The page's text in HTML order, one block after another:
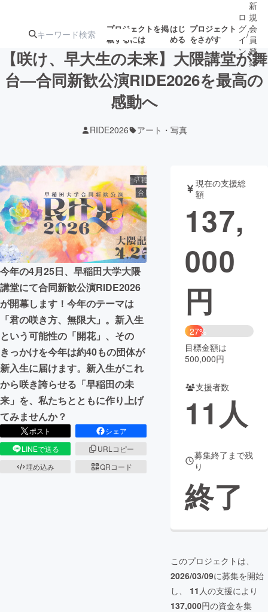
プロジェクトを掲
載するには
はじ
める
プロジェクト
をさがす
注目の新着プロ募集終了が近いプ
テクノロジー・ガジェット
映像・映画 書籍・雑誌
ビジネス・起業 チャレンジ
まちづくり・地域活性化
CAMPFIRE for Social Good
CAMPFIRE Creation
CAMPFIREふるさと納税
machi-ya コミュニティ
ロ
グ
イ
ン
/
新
規
会
員
登
録
【咲け、早大生の未来】大隈講堂が舞
台―合同新歓公演RIDE2026を最高の
感動へ
RIDE2026 アート・写真
今年の4月25日、早稲田大学大隈
講堂にて合同新歓公演RIDE2026
が開幕します！今年のテーマは
「君の咲き方、無限大」。新入生
という可能性の「開花」、その
きっかけを今年は約40もの団体が
新入生に届けます。新入生がこれ
から咲き誇らせる「早稲田の未
来」を、私たちとともに作り上げ
てみませんか？
ポスト
シェア
LINEで送る
URLコピー
埋め込み
QRコード
現在の支援総
額
137,
000
円
27%
目標金額は
500,000円
支援者数
11 人
募集終了まで残
り
終了
このプロジェクトは、
2026/03/09に募集を開始
し、 11 人の支援により
137,000円の資金を集